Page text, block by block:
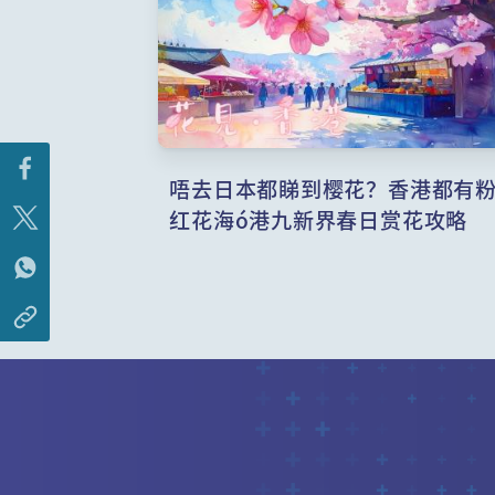
唔去日本都睇到樱花？香港都有
红花海ó港九新界春日赏花攻略